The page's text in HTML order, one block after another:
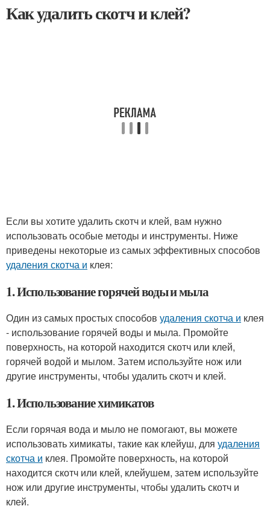
Как удалить скотч и клей?
Если вы хотите удалить скотч и клей, вам нужно
использовать особые методы и инструменты. Ниже
приведены некоторые из самых эффективных способов
удаления скотча и клея:
1. Использование горячей воды и мыла
Один из самых простых способов удаления скотча и клея
- использование горячей воды и мыла. Промойте
поверхность, на которой находится скотч или клей,
горячей водой и мылом. Затем используйте нож или
другие инструменты, чтобы удалить скотч и клей.
1. Использование химикатов
Если горячая вода и мыло не помогают, вы можете
использовать химикаты, такие как клейуш, для удаления
скотча и клея. Промойте поверхность, на которой
находится скотч или клей, клейушем, затем используйте
нож или другие инструменты, чтобы удалить скотч и
клей.